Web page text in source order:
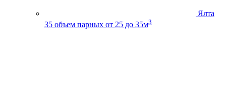
Ялта
35 объем парных от 25 до 35м3